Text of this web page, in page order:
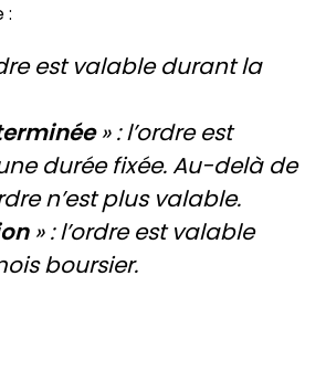
:
est valable durant la
» : l’ordre est
durée fixée. Au-delà de
n’est plus valable.
» : l’ordre est valable
boursier.